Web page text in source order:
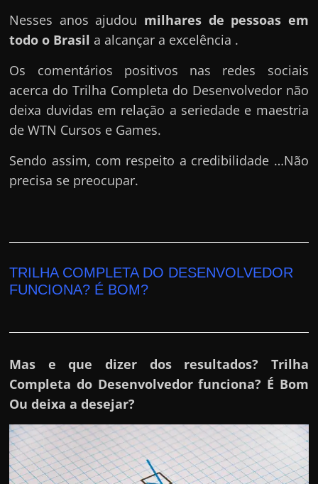
Nesses anos ajudou milhares de pessoas em
todo o Brasil a alcançar a excelência .
Os comentários positivos nas redes sociais
acerca do Trilha Completa do Desenvolvedor não
deixa duvidas em relação a seriedade e maestria
de WTN Cursos e Games.
Sendo assim, com respeito a credibilidade …Não
precisa se preocupar.
TRILHA COMPLETA DO DESENVOLVEDOR
FUNCIONA? É BOM?
Mas e que dizer dos resultados? Trilha
Completa do Desenvolvedor funciona? É Bom
Ou deixa a desejar?